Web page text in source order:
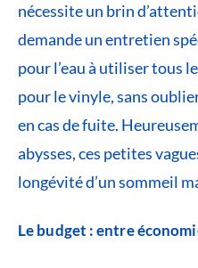
nécessite un brin
demande un entretien
pour l’eau à utiliser tous
pour le vinyle, sans
en cas de fuite.
abysses, ces petites
longévité d’un sommeil
Le budget : entre